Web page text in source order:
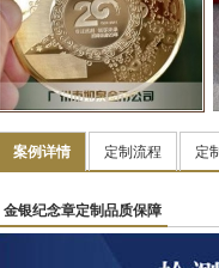
案例详情 定制流程 定
金银纪念章定制品质保障